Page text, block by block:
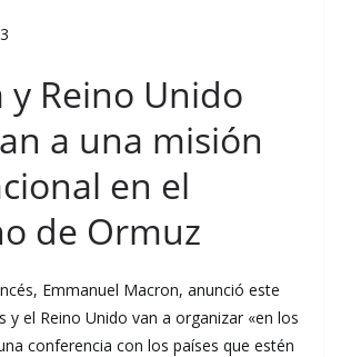
y Reino Unido
a una misión
en el
de Ormuz
Emmanuel Macron, anunció este
y el Reino Unido van a organizar «en los
conferencia con los países que estén